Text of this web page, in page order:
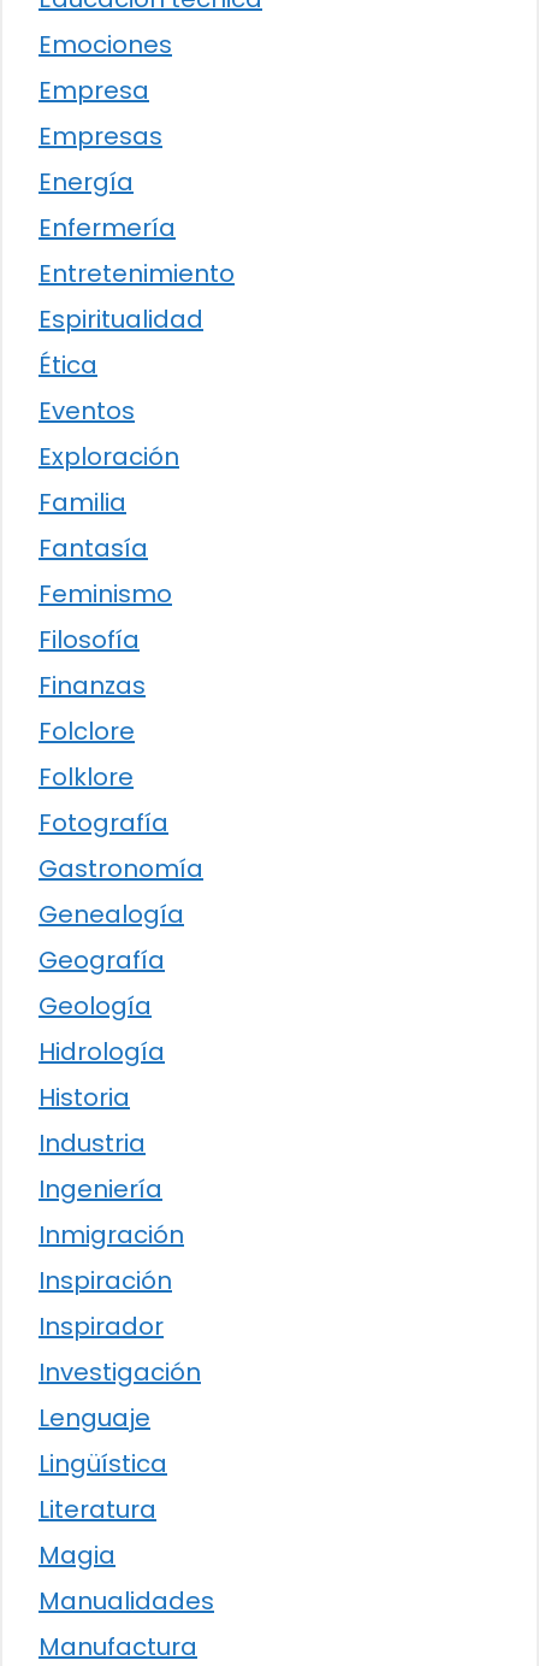
Emociones
Empresa
Empresas
Energía
Enfermería
Entretenimiento
Espiritualidad
Ética
Eventos
Exploración
Familia
Fantasía
Feminismo
Filosofía
Finanzas
Folclore
Folklore
Fotografía
Gastronomía
Genealogía
Geografía
Geología
Hidrología
Historia
Industria
Ingeniería
Inmigración
Inspiración
Inspirador
Investigación
Lenguaje
Lingüística
Literatura
Magia
Manualidades
Manufactura